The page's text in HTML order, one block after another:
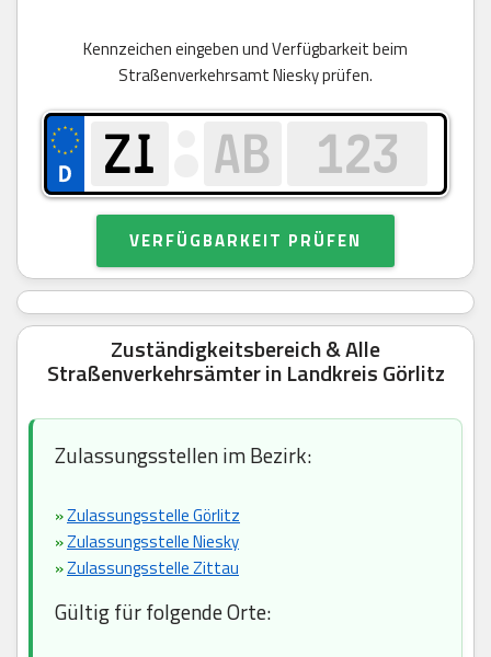
Kennzeichen eingeben und Verfügbarkeit beim
Straßenverkehrsamt Niesky prüfen.
VERFÜGBARKEIT PRÜFEN
Zuständigkeitsbereich & Alle
Straßenverkehrsämter in Landkreis Görlitz
Zulassungsstellen im Bezirk:
»Zulassungsstelle Görlitz
»Zulassungsstelle Niesky
»Zulassungsstelle Zittau
Gültig für folgende Orte: